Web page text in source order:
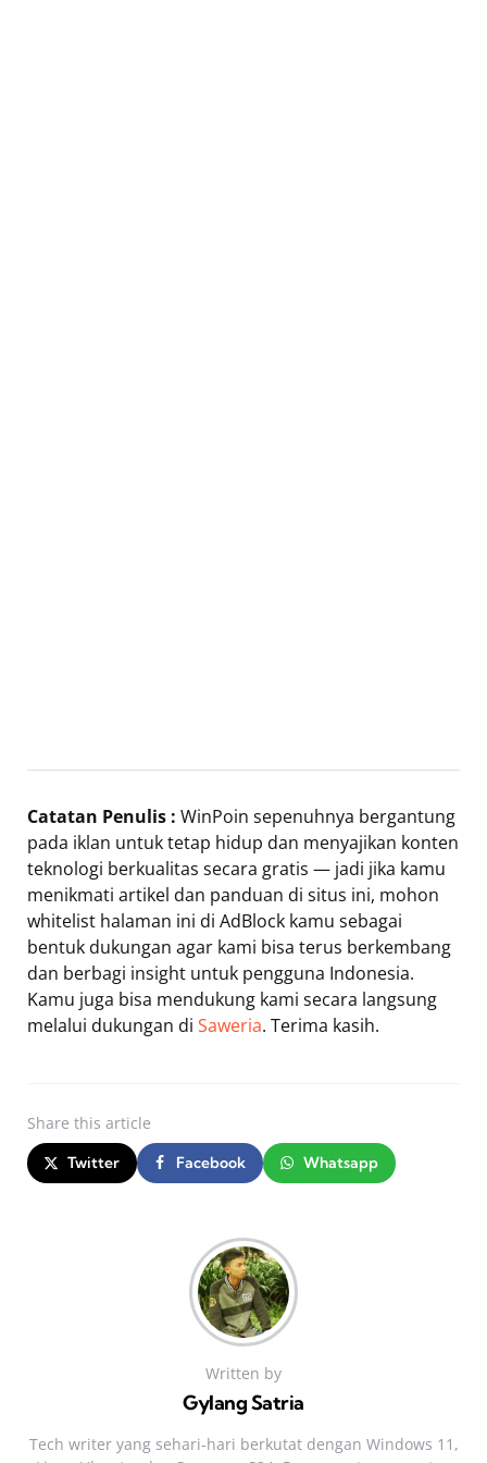
Catatan Penulis : WinPoin sepenuhnya bergantung
pada iklan untuk tetap hidup dan menyajikan konten
teknologi berkualitas secara gratis — jadi jika kamu
menikmati artikel dan panduan di situs ini, mohon
whitelist halaman ini di AdBlock kamu sebagai
bentuk dukungan agar kami bisa terus berkembang
dan berbagi insight untuk pengguna Indonesia.
Kamu juga bisa mendukung kami secara langsung
melalui dukungan di Saweria. Terima kasih.
Share this article
Twitter Facebook Whatsapp
Written by
Gylang Satria
Tech writer yang sehari‑hari berkutat dengan Windows 11,